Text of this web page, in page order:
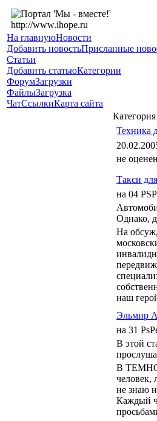
На главнуюНовости
Добавить новостьПрисланные
Статьи
Добавить статьюКатегории
ФорумЗагрузки
ФайлыЗагрузка
ЧатСсылкиКарта сайта
Техника
не
Такси
на 04
Однако,
На
наш
Эльмир
на 31
В этой
В
человек,
не знаю
Каждый